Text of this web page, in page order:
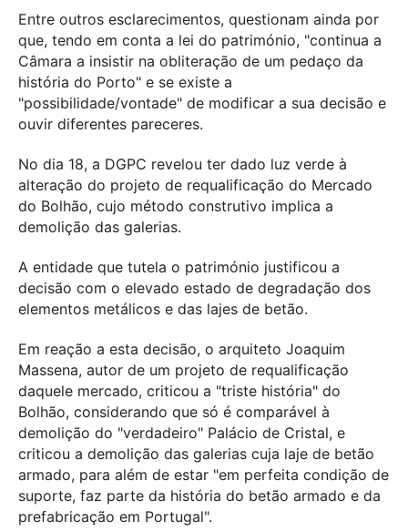
Entre outros esclarecimentos, questionam ainda por
que, tendo em conta a lei do património, "continua a
Câmara a insistir na obliteração de um pedaço da
história do Porto" e se existe a
"possibilidade/vontade" de modificar a sua decisão e
ouvir diferentes pareceres.
No dia 18, a DGPC revelou ter dado luz verde à
alteração do projeto de requalificação do Mercado
do Bolhão, cujo método construtivo implica a
demolição das galerias.
A entidade que tutela o património justificou a
decisão com o elevado estado de degradação dos
elementos metálicos e das lajes de betão.
Em reação a esta decisão, o arquiteto Joaquim
Massena, autor de um projeto de requalificação
daquele mercado, criticou a "triste história" do
Bolhão, considerando que só é comparável à
demolição do "verdadeiro" Palácio de Cristal, e
criticou a demolição das galerias cuja laje de betão
armado, para além de estar "em perfeita condição de
suporte, faz parte da história do betão armado e da
prefabricação em Portugal".